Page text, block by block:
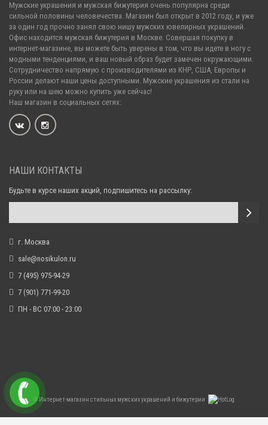
Мужские украшения и мужская бижутерия очень популярна среди
сильной половины человечества. Магазин был открыт в 2012 году, и уже
за один год прочно занял свою нишу мужских ювелирных украшений.
Офис находится мужская бижутерия в Москве. Совершая покупку в
интернет-магазине, вы можете быть уверены в том, что вы идете в ногу с
модными тенденциями, и ваш новый образ будет замечен окружающими.
Сотрудничество напрямую с производителями из КНР, США, Европы и
России делают наши цены доступными. Мужские украшения из стали на
руку или на шею можно купить уже сейчас!
Наш магазин в социальных сетях:
НАШИ КОНТАКТЫ
Будьте в курсе наших акций, подпишитесь на рассылку:
г. Москва
sale@nosikulon.ru
7 (495) 975-94-29
7 (901) 771-99-20
ПН - ВС 07:00 - 23:00
©Интернет-магазин стильных мужских украшений и бижутерии